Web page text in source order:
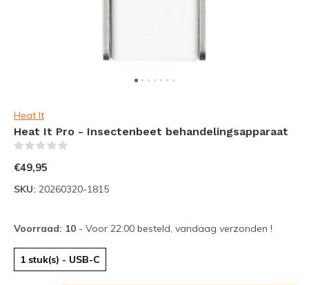
Heat It
Heat It Pro - Insectenbeet behandelingsapparaat
€49,95
SKU: 20260320-1815
Voorraad: 10 - Voor 22:00 besteld, vandaag verzonden !
1 stuk(s) - USB-C